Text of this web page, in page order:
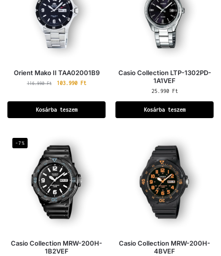
Orient Mako II TAA02001B9
116.990Ft 103.990 Ft
Kosárba teszem
Casio Collection LTP-1302PD-
1A1VEF
25.990 Ft
Kosárba teszem
-7%
Casio Collection MRW-200H-
1B2VEF
Casio Collection MRW-200H-
4BVEF